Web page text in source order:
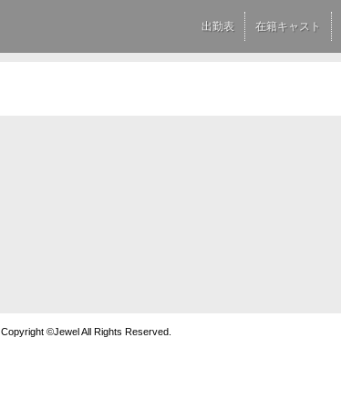
出勤表 在籍キャスト
Copyright ©Jewel All Rights Reserved.